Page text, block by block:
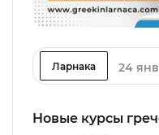
Ларнака 24
Новые курсы